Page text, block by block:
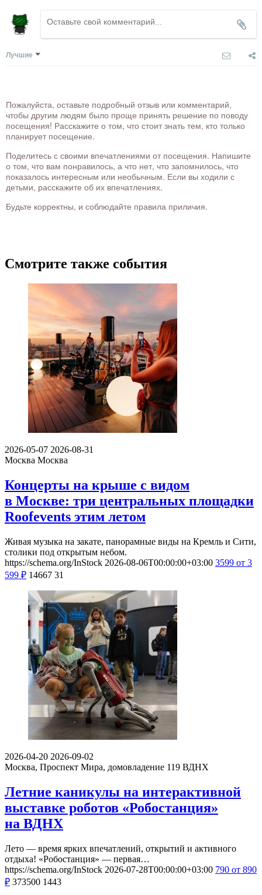
Лучшие
Пожалуйста, оставьте подробный отзыв или комментарий,
чтобы другим людям было проще принять решение по поводу
посещения! Расскажите о том, что стоит знать тем, кто только
планирует посещение.
Поделитесь с своими впечатлениями от посещения. Напишите
о том, что вам понравилось, а что нет, что запомнилось, что
показалось интересным или необычным. Если вы ходили с
детьми, расскажите об их впечатлениях.
Будьте корректны, и соблюдайте правила приличия.
Смотрите также события
2026-05-07 2026-08-31
Москва Москва
Концерты на крыше с видом
в Москве: три центральных площадки
Roofevents этим летом
Живая музыка на закате, панорамные виды на Кремль и Сити,
столики под открытым небом.
https://schema.org/InStock 2026-08-06T00:00:00+03:00 3599 от 3
599 ₽ 14667 31
2026-04-20 2026-09-02
Москва, Проспект Мира, домовладение 119 ВДНХ
Летние каникулы на интерактивной
выставке роботов «Робостанция»
на ВДНХ
Лето — время ярких впечатлений, открытий и активного
отдыха! «Робостанция» — первая…
https://schema.org/InStock 2026-07-28T00:00:00+03:00 790 от 890
₽ 373500 1443